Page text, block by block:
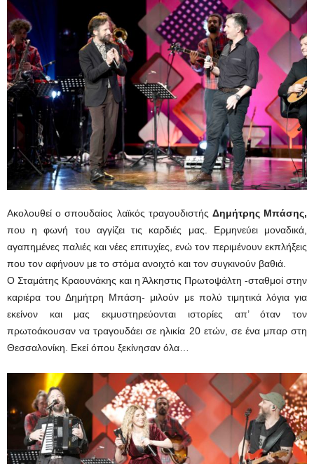
Ακολουθεί ο σπουδαίος λαϊκός τραγουδιστής Δημήτρης Μπάσης,
που η φωνή του αγγίζει τις καρδιές μας. Ερμηνεύει μοναδικά,
αγαπημένες παλιές και νέες επιτυχίες, ενώ τον περιμένουν εκπλήξεις
που τον αφήνουν με το στόμα ανοιχτό και τον συγκινούν βαθιά.
Ο Σταμάτης Κραουνάκης και η Άλκηστις Πρωτοψάλτη -σταθμοί στην
καριέρα του Δημήτρη Μπάση- μιλούν με πολύ τιμητικά λόγια για
εκείνον και μας εκμυστηρεύονται ιστορίες απ’ όταν τον
πρωτοάκουσαν να τραγουδάει σε ηλικία 20 ετών, σε ένα μπαρ στη
Θεσσαλονίκη. Εκεί όπου ξεκίνησαν όλα…